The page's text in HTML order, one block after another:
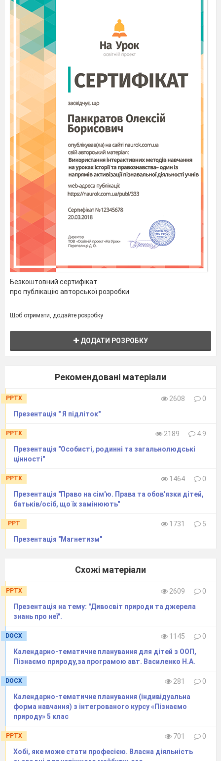
Безкоштовний сертифікат
про публікацію авторської розробки
Щоб отримати, додайте розробку
ДОДАТИ РОЗРОБКУ
Рекомендовані матеріали
PPTX 2608
0
Презентація " Я підліток"
PPTX 2189
4.9
Презентація "Особисті, родинні та загальнолюдські
цінності"
PPTX 1464
0
Презентація "Право на сім'ю. Права та обов'язки дітей,
батьків/осіб, що їх замінюють"
PPT 1731
5
Презентація "Магнетизм"
Схожі матеріали
PPTX 2609
0
Презентація на тему: "Дивосвіт природи та джерела
знань про неї".
DOCX 1145
0
Календарно-тематичне планування для дітей з ООП,
Пізнаємо природу,за програмою авт. Василенко Н.А.
DOCX 281
0
Календарно-тематичне планування (індивідуальна
форма навчання) з інтегрованого курсу «Пізнаємо
природу» 5 клас
PPTX 701
0
Хобі, яке може стати професією. Власна діяльність